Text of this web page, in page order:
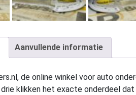
Aanvullende informatie
de online winkel voor auto
drie klikken het exacte onderdeel